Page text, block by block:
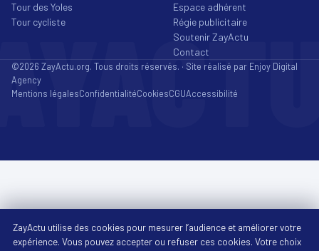
Tour des Yoles
Tour cycliste
Espace adhérent
Régie publicitaire
Soutenir ZayActu
Contact
©2026 ZayActu.org. Tous droits réservés. · Site réalisé par Enjoy Digital
Agency
Mentions légalesConfidentialitéCookiesCGUAccessibilité
ZayActu utilise des cookies pour mesurer l’audience et améliorer votre
expérience. Vous pouvez accepter ou refuser ces cookies. Votre choix